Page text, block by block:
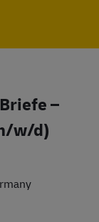
–
w/d)